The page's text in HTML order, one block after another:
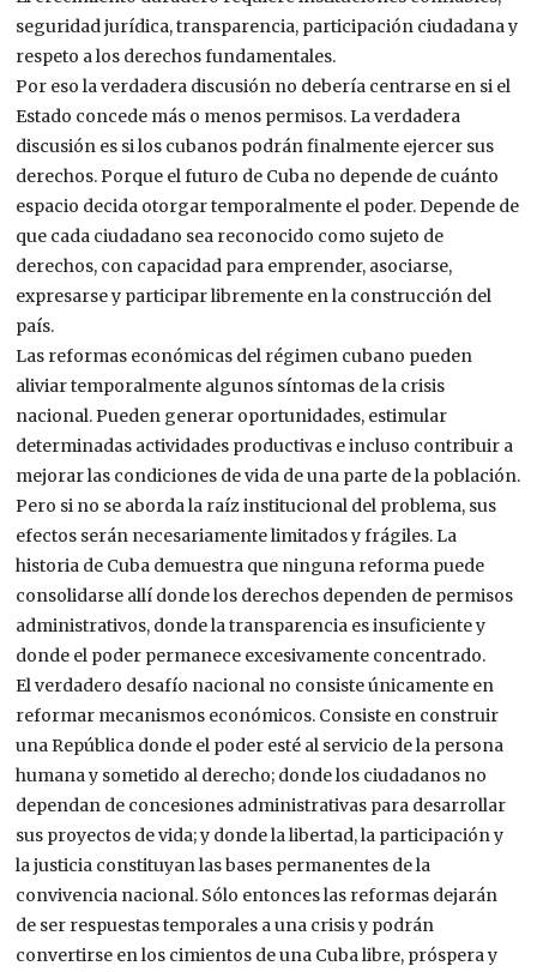
seguridad jurídica, transparencia, participación ciudadana y
respeto a los derechos fundamentales.
Por eso la verdadera discusión no debería centrarse en si el
Estado concede más o menos permisos. La verdadera
discusión es si los cubanos podrán finalmente ejercer sus
derechos. Porque el futuro de Cuba no depende de cuánto
espacio decida otorgar temporalmente el poder. Depende de
que cada ciudadano sea reconocido como sujeto de
derechos, con capacidad para emprender, asociarse,
expresarse y participar libremente en la construcción del
país.
Las reformas económicas del régimen cubano pueden
aliviar temporalmente algunos síntomas de la crisis
nacional. Pueden generar oportunidades, estimular
determinadas actividades productivas e incluso contribuir a
mejorar las condiciones de vida de una parte de la población.
Pero si no se aborda la raíz institucional del problema, sus
efectos serán necesariamente limitados y frágiles. La
historia de Cuba demuestra que ninguna reforma puede
consolidarse allí donde los derechos dependen de permisos
administrativos, donde la transparencia es insuficiente y
donde el poder permanece excesivamente concentrado.
El verdadero desafío nacional no consiste únicamente en
reformar mecanismos económicos. Consiste en construir
una República donde el poder esté al servicio de la persona
humana y sometido al derecho; donde los ciudadanos no
dependan de concesiones administrativas para desarrollar
sus proyectos de vida; y donde la libertad, la participación y
la justicia constituyan las bases permanentes de la
convivencia nacional. Sólo entonces las reformas dejarán
de ser respuestas temporales a una crisis y podrán
convertirse en los cimientos de una Cuba libre, próspera y